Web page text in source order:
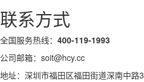
联系方式
全国服务热线： 400-119-1993
公司邮箱：soit@hcy.cc
地址：深圳市福田区福田街道深南中路